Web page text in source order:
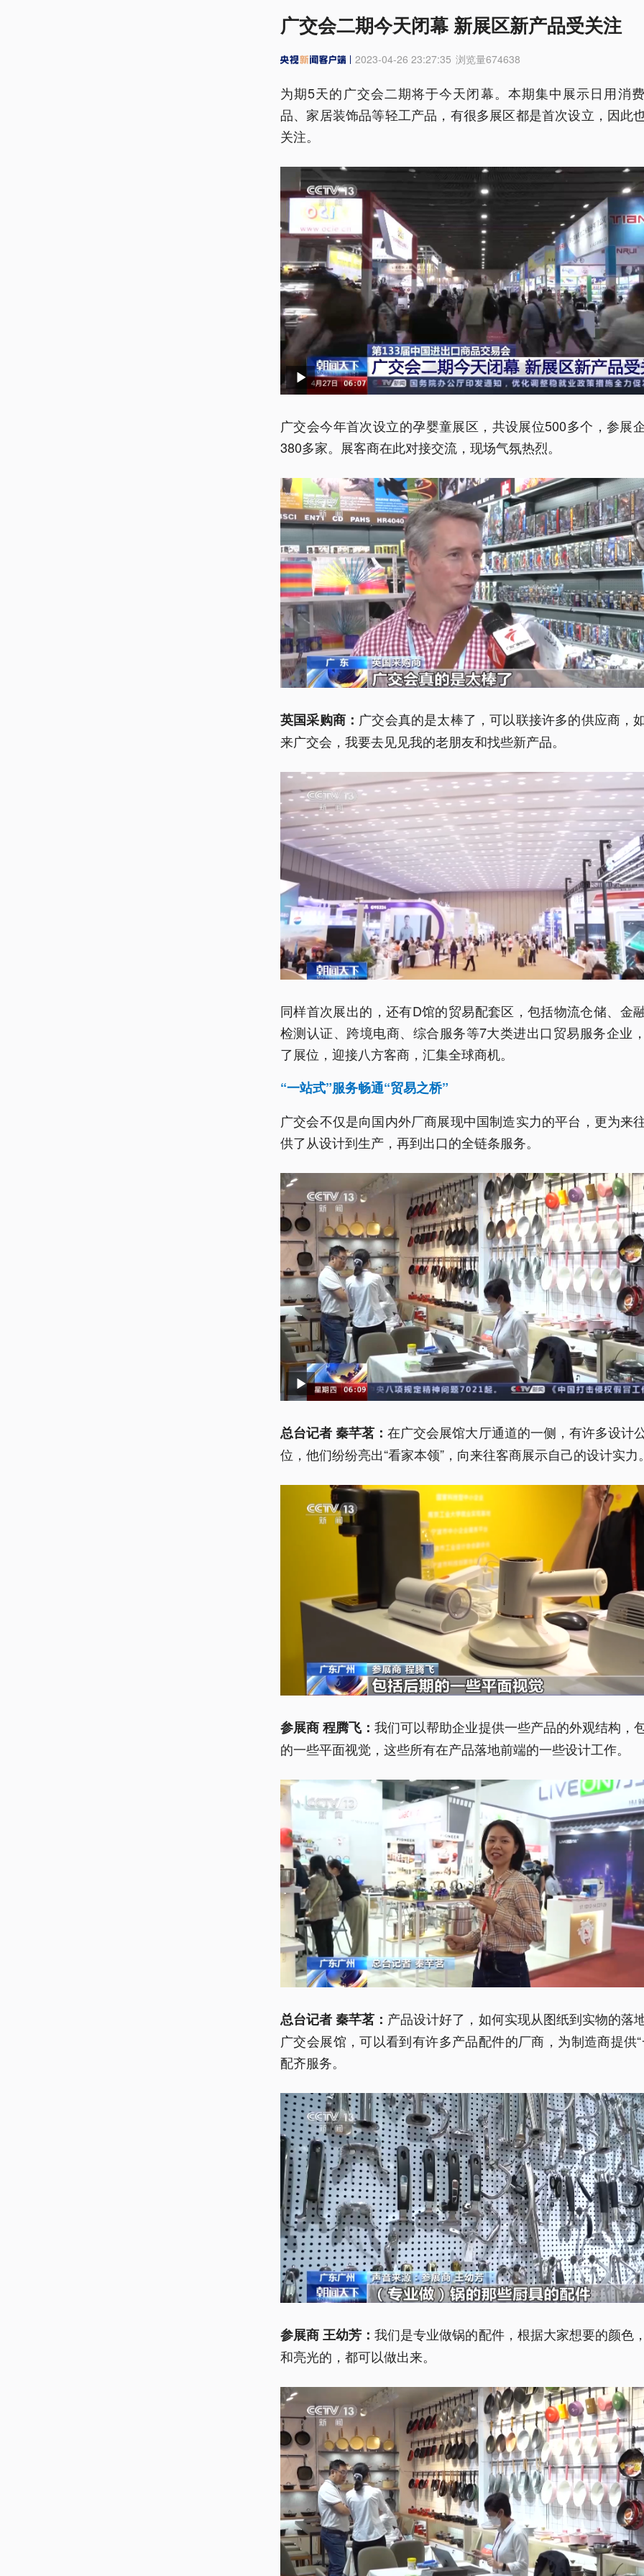
广交会二期今天闭幕 新展区新产品受关注
2023-04-26 23:27:35 浏览量674638
为期5天的广交会二期将于今天闭幕。本期集中展示日用消
品、家居装饰品等轻工产品，有很多展区都是首次设立，因此
关注。
广交会今年首次设立的孕婴童展区，共设展位500多个，参展
380多家。展客商在此对接交流，现场气氛热烈。
英国采购商： 广交会真的是太棒了，可以联接许多的供应商，
来广交会，我要去见见我的老朋友和找些新产品。
同样首次展出的，还有D馆的贸易配套区，包括物流仓储、金
检测认证、跨境电商、综合服务等7大类进出口贸易服务企业
了展位，迎接八方客商，汇集全球商机。
“一站式”服务畅通“贸易之桥”
广交会不仅是向国内外厂商展现中国制造实力的平台，更为来
供了从设计到生产，再到出口的全链条服务。
总台记者 秦芊茗：在广交会展馆大厅通道的一侧，有许多设计
位，他们纷纷亮出“看家本领”，向来往客商展示自己的设计实力
参展商 程腾飞：我们可以帮助企业提供一些产品的外观结构，
的一些平面视觉，这些所有在产品落地前端的一些设计工作。
总台记者 秦芊茗： 产品设计好了，如何实现从图纸到实物的落
广交会展馆，可以看到有许多产品配件的厂商，为制造商提供“
配齐服务。
参展商 王幼芳：我们是专业做锅的配件，根据大家想要的颜色
和亮光的，都可以做出来。